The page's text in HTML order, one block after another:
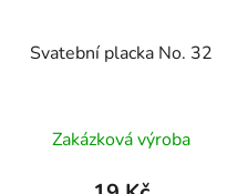
Svatební placka No. 32
Zakázková výroba